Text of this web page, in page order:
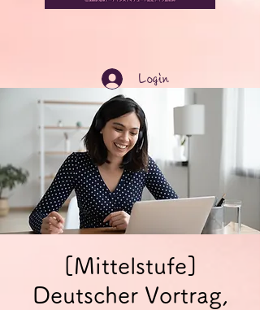
Login
[Mittelstufe]
Deutscher Vortrag,